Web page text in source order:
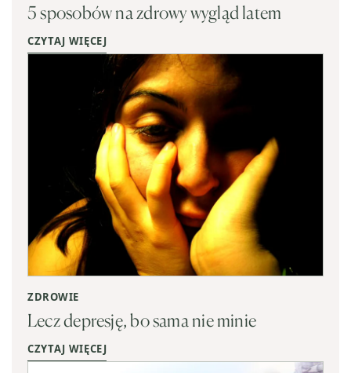
5 sposobów na zdrowy wygląd latem
CZYTAJ WIĘCEJ
ZDROWIE
Lecz depresję, bo sama nie minie
CZYTAJ WIĘCEJ